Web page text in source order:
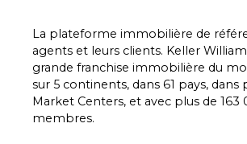
La plateforme immobilière de
agents et leurs clients. Keller
grande franchise immobilière du
sur 5 continents, dans 61 pays, dans
Market Centers, et avec plus de 163
membres.